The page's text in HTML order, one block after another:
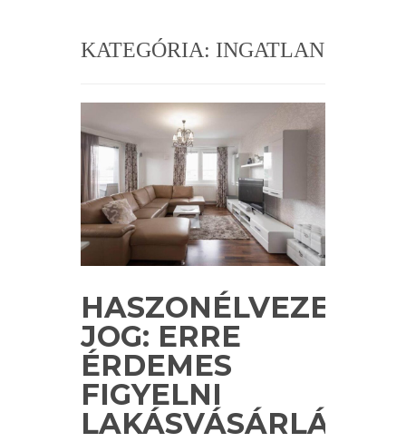
KATEGÓRIA: INGATLAN
HASZONÉLVEZETI
JOG: ERRE
ÉRDEMES
FIGYELNI